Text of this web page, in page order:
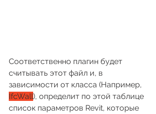
Соответственно плагин будет
считывать этот файл и, в
зависимости от класса (Например,
IfcWall), определит по этой таблице
список параметров Revit, которые